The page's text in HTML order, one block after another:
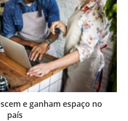
e ganham espaço no
país